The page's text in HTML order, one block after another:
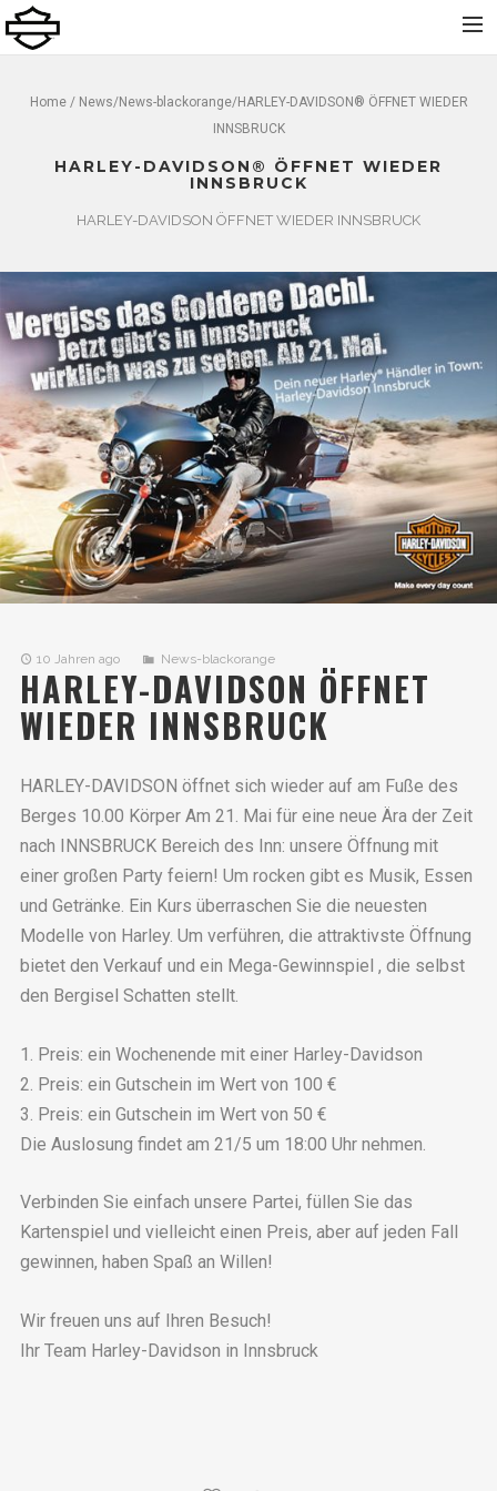
Neu
Service
Bekleidung und Zubehör
Kontakt
Dolomiti Chapter
Finance
Home/ News/News-blackorange/HARLEY-DAVIDSON® ÖFFNET WIEDER
INNSBRUCK
HARLEY-DAVIDSON® ÖFFNET WIEDER
INNSBRUCK
HARLEY-DAVIDSON ÖFFNET WIEDER INNSBRUCK
10 Jahren ago News-blackorange
HARLEY-DAVIDSON ÖFFNET
WIEDER INNSBRUCK
HARLEY-DAVIDSON öffnet sich wieder auf am Fuße des
Berges 10.00 Körper Am 21. Mai für eine neue Ära der Zeit
nach INNSBRUCK Bereich des Inn: unsere Öffnung mit
einer großen Party feiern! Um rocken gibt es Musik, Essen
und Getränke. Ein Kurs überraschen Sie die neuesten
Modelle von Harley. Um verführen, die attraktivste Öffnung
bietet den Verkauf und ein Mega-Gewinnspiel , die selbst
den Bergisel Schatten stellt.
1. Preis: ein Wochenende mit einer Harley-Davidson
2. Preis: ein Gutschein im Wert von 100 €
3. Preis: ein Gutschein im Wert von 50 €
Die Auslosung findet am 21/5 um 18:00 Uhr nehmen.
Verbinden Sie einfach unsere Partei, füllen Sie das
Kartenspiel und vielleicht einen Preis, aber auf jeden Fall
gewinnen, haben Spaß an Willen!
Wir freuen uns auf Ihren Besuch!
Ihr Team Harley-Davidson in Innsbruck